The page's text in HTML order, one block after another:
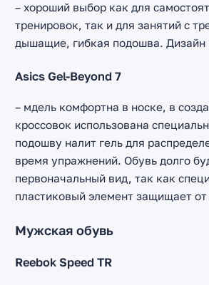
– хороший выбор как для
тренировок, так и для занятий с
дышащие, гибкая подошва. Дизайн
Asics Gel-Beyond 7
– мдель комфортна в носке, в
кроссовок использована
подошву налит гель для
время упражнений. Обувь долго
первоначальный вид, так как
пластиковый элемент защищает
Мужская обувь
Reebok Speed TR